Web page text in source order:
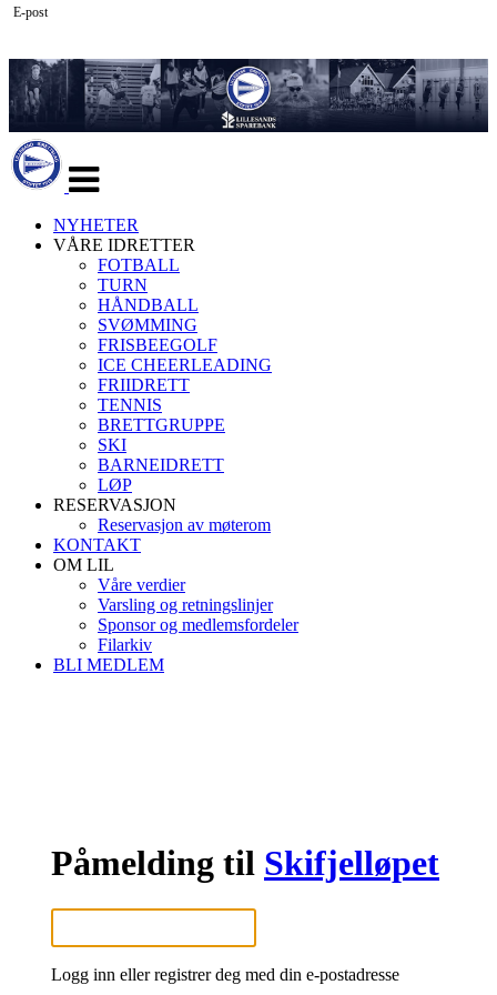
navigasjon
NYHETER
VÅRE IDRETTER
FOTBALL
TURN
HÅNDBALL
SVØMMING
FRISBEEGOLF
ICE CHEERLEADING
FRIIDRETT
TENNIS
BRETTGRUPPE
SKI
BARNEIDRETT
LØP
RESERVASJON
Reservasjon av møterom
KONTAKT
OM LIL
Våre verdier
Varsling og retningslinjer
Sponsor og medlemsfordeler
Filarkiv
BLI MEDLEM
Påmelding til Skifjelløpet
E-post
Logg inn eller registrer deg med din e-postadresse